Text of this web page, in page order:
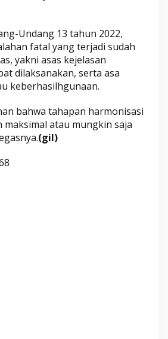
Undang 13 tahun 2022,
fatal yang terjadi sudah
yakni asas kejelasan
dilaksanakan, serta asa
keberhasilhgunaan.
bahwa tahapan harmonisasi
maksimal atau mungkin saja
(gil)